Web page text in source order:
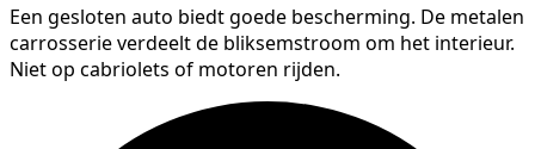
Een gesloten auto biedt goede bescherming. De metalen
carrosserie verdeelt de bliksemstroom om het interieur.
Niet op cabriolets of motoren rijden.